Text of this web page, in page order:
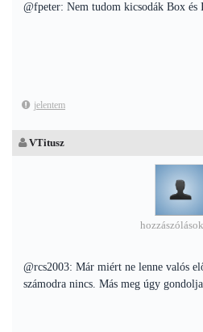
@fpeter: Nem tudom kicsodák Box és
jelentem
VTitusz
@rcs2003: Már miért ne lenne valós
számodra nincs. Más meg úgy